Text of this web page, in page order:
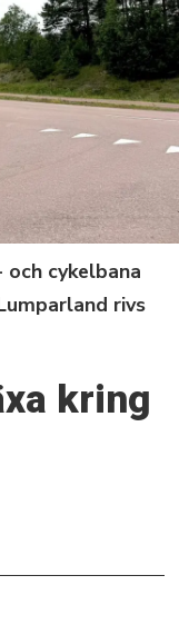
och cykelbana
rivs
kring